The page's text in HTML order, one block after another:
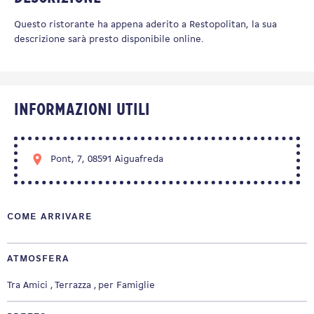
Questo ristorante ha appena aderito a Restopolitan, la sua
descrizione sarà presto disponibile online.
Informazioni utili
Pont, 7, 08591 Aiguafreda
COME ARRIVARE
ATMOSFERA
Tra Amici Terrazza per Famiglie